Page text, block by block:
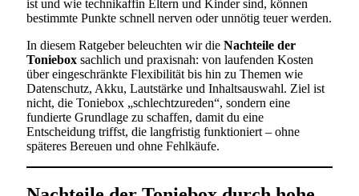
ist und wie technikaffin Eltern und Kinder sind, können
bestimmte Punkte schnell nerven oder unnötig teuer werden.
In diesem Ratgeber beleuchten wir die Nachteile der
Toniebox sachlich und praxisnah: von laufenden Kosten
über eingeschränkte Flexibilität bis hin zu Themen wie
Datenschutz, Akku, Lautstärke und Inhaltsauswahl. Ziel ist
nicht, die Toniebox „schlechtzureden“, sondern eine
fundierte Grundlage zu schaffen, damit du eine
Entscheidung triffst, die langfristig funktioniert – ohne
späteres Bereuen und ohne Fehlkäufe.